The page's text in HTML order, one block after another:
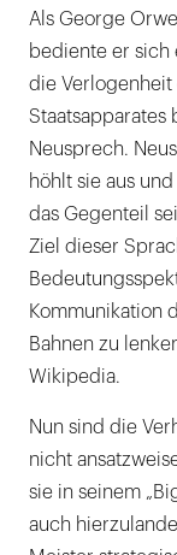
Als George
bediente er sich
die
Staatsapparates
Neusprech.
höhlt sie aus
das Gegenteil
Ziel dieser
Kommunikation
Bahnen zu
Wikipedia.
Nun sind die
nicht
sie in seinem
auch